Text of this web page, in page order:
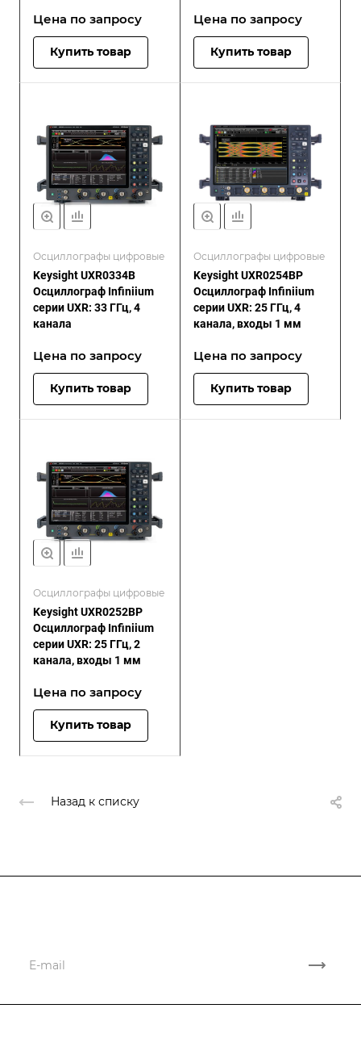
Цена по запросу
Купить товар
Цена по запросу
Купить товар
Осциллографы цифровые
Keysight UXR0334B
Осциллограф Infiniium
серии UXR: 33 ГГц, 4
канала
Цена по запросу
Купить товар
Осциллографы цифровые
Keysight UXR0254BP
Осциллограф Infiniium
серии UXR: 25 ГГц, 4
канала, входы 1 мм
Цена по запросу
Купить товар
Осциллографы цифровые
Keysight UXR0252BP
Осциллограф Infiniium
серии UXR: 25 ГГц, 2
канала, входы 1 мм
Цена по запросу
Купить товар
Назад к списку